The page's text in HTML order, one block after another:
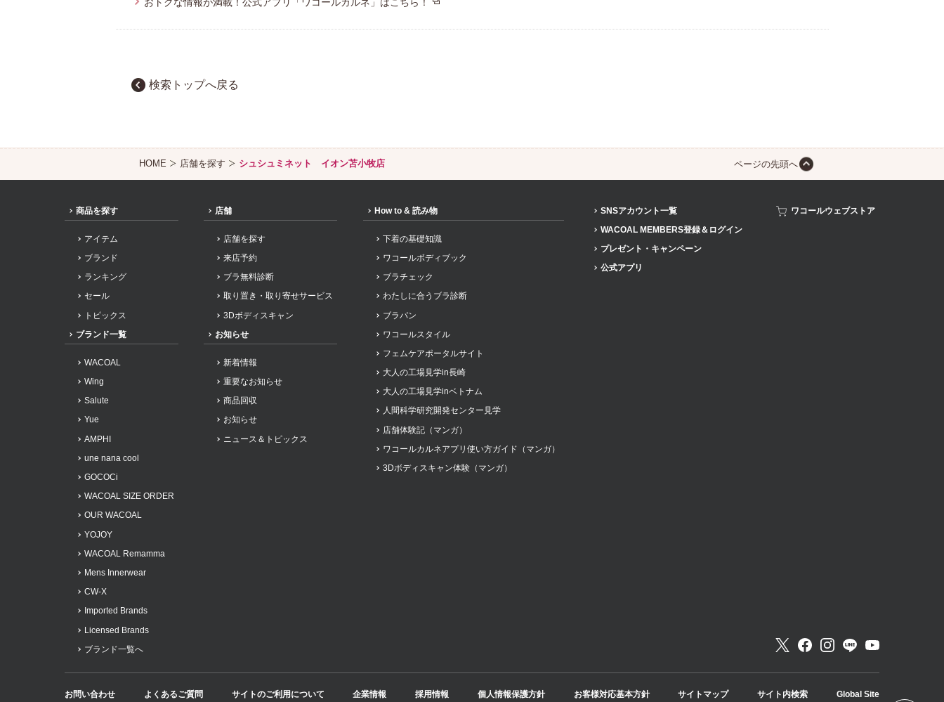
検索トップへ戻る
HOME 店舗を探す シュシュミネット イオン苫小牧店 ページの先頭へ
商品を探す
アイテム
ブランド
ランキング
セール
トピックス
ブランド一覧
WACOAL
Wing
Salute
Yue
AMPHI
une nana cool
GOCOCi
WACOAL SIZE ORDER
OUR WACOAL
YOJOY
WACOAL Remamma
Mens Innerwear
CW-X
Imported Brands
Licensed Brands
ブランド一覧へ
店舗
店舗を探す
来店予約
ブラ無料診断
取り置き・取り寄せサービス
3Dボディスキャン
お知らせ
新着情報
重要なお知らせ
商品回収
お知らせ
ニュース＆トピックス
How to & 読み物
下着の基礎知識
ワコールボディブック
ブラチェック
わたしに合うブラ診断
ブラパン
ワコールスタイル
フェムケアポータルサイト
大人の工場見学in長崎
大人の工場見学inベトナム
人間科学研究開発センター見学
店舗体験記（マンガ）
ワコールカルネアプリ使い方ガイド（マンガ）
3Dボディスキャン体験（マンガ）
SNSアカウント一覧
WACOAL MEMBERS登録＆ログイン
プレゼント・キャンペーン
公式アプリ
ワコールウェブストア
お問い合わせ よくあるご質問 サイトのご利用について 企業情報 採用情報 個人情報保護方針 お客様対応基本方針 サイトマップ サイト内検索 Global Site